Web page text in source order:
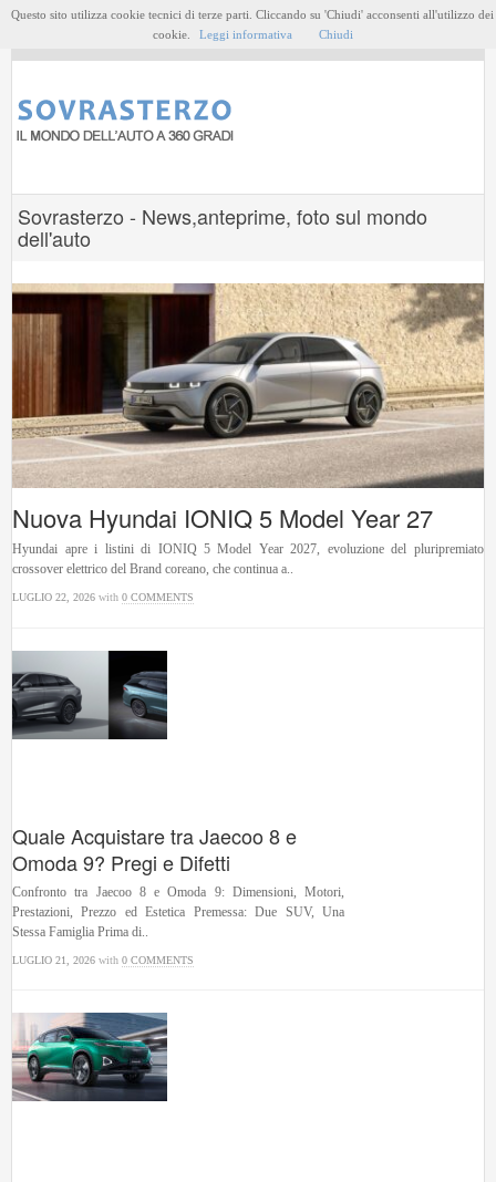
Sovrasterzo - News,anteprime, foto sul mondo
dell'auto
Nuova Hyundai IONIQ 5 Model Year 27
Hyundai apre i listini di IONIQ 5 Model Year 2027, evoluzione del pluripremiato
crossover elettrico del Brand coreano, che continua a..
LUGLIO 22, 2026 with0 COMMENTS
Quale Acquistare tra Jaecoo 8 e
Omoda 9? Pregi e Difetti
Confronto tra Jaecoo 8 e Omoda 9: Dimensioni, Motori,
Prestazioni, Prezzo ed Estetica Premessa: Due SUV, Una
Stessa Famiglia Prima di..
LUGLIO 21, 2026 with0 COMMENTS
Questo sito utilizza cookie tecnici di terze parti. Cliccando su 'Chiudi' acconsenti all'utilizzo dei
cookie.
Leggi informativa Chiudi